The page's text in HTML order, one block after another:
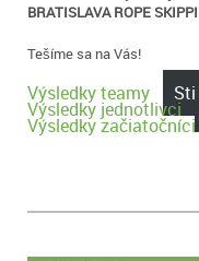
BRATISLAVA ROPE
Tešíme sa na Vás!
Výsledky teamy
Výsledky jednotlivci
Výsledky začiatočníci